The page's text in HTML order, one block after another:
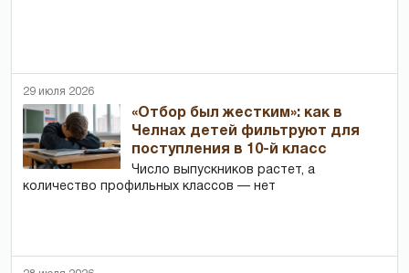
29 июля 2026
«Отбор был жестким»: как в
Челнах детей фильтруют для
поступления в 10-й класс
Число выпускников растет, а
количество профильных классов — нет